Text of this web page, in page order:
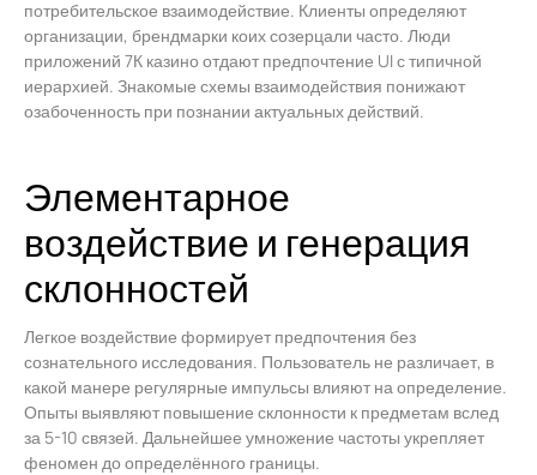
потребительское взаимодействие. Клиенты определяют
организации, брендмарки коих созерцали часто. Люди
приложений 7К казино отдают предпочтение UI с типичной
иерархией. Знакомые схемы взаимодействия понижают
озабоченность при познании актуальных действий.
Элементарное
воздействие и генерация
склонностей
Легкое воздействие формирует предпочтения без
сознательного исследования. Пользователь не различает, в
какой манере регулярные импульсы влияют на определение.
Опыты выявляют повышение склонности к предметам вслед
за 5-10 связей. Дальнейшее умножение частоты укрепляет
феномен до определённого границы.